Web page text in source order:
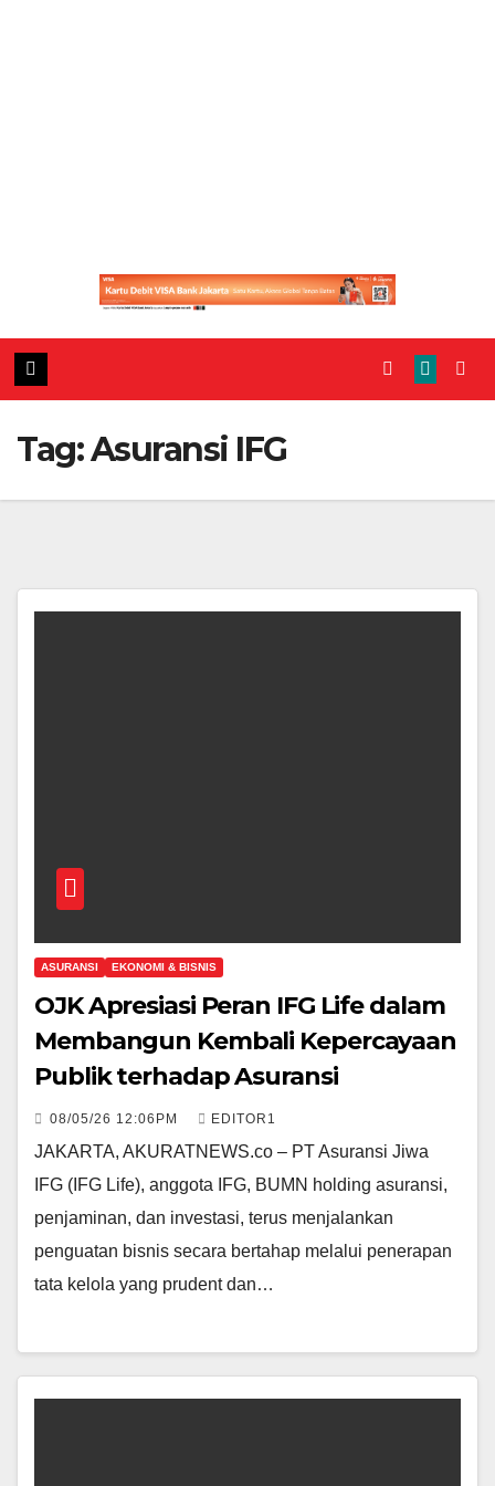
Tag:Asuransi IFG
ASURANSI EKONOMI & BISNIS
OJK Apresiasi Peran IFG Life dalam
Membangun Kembali Kepercayaan
Publik terhadap Asuransi
08/05/26 12:06PM EDITOR1
JAKARTA, AKURATNEWS.co – PT Asuransi Jiwa
IFG (IFG Life), anggota IFG, BUMN holding asuransi,
penjaminan, dan investasi, terus menjalankan
penguatan bisnis secara bertahap melalui penerapan
tata kelola yang prudent dan…